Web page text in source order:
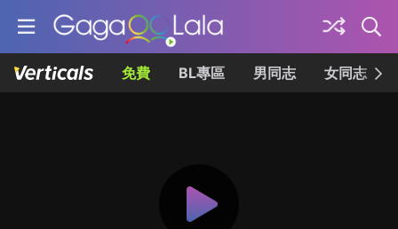
免費 BL專區 男同志 女同志